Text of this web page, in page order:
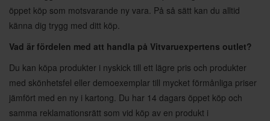
öppet köp som motsvarande ny vara. På så sätt kan du alltid
känna dig trygg med ditt köp.
Vad är fördelen med att handla på Vitvaruexpertens outlet?
Du kan köpa produkter i nyskick till ett lägre pris och produkter
med skönhetsfel eller demoexemplar till mycket förmånliga priser
jämfört med en ny i kartong. Du har 14 dagars öppet köp och
samma reklamationsrätt som vid köp av en produkt i